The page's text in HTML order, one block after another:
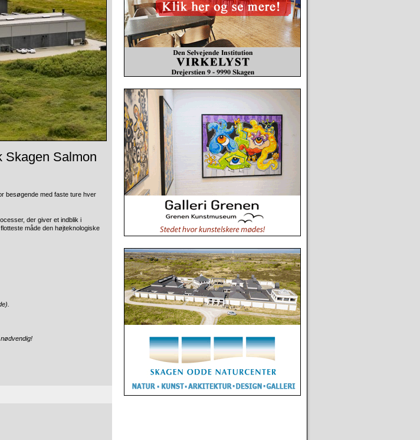
Salmon
besøgende med faste ture hver
der giver et indblik i
måde den højteknologiske